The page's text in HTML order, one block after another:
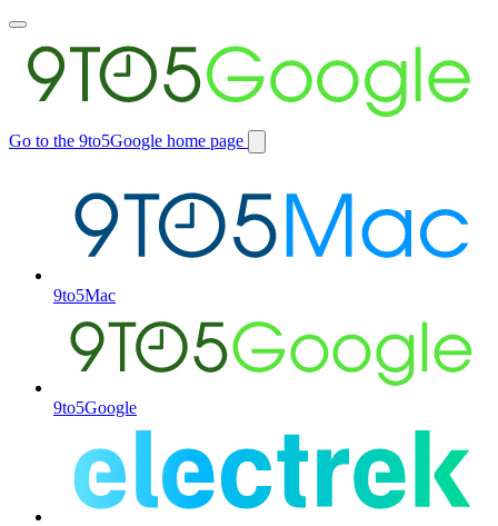
Toggle
main
menu
Go to the 9to5Google home page
Switch
9to5Mac
9to5Google